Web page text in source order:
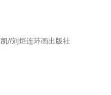
//刘炬连环画出版社